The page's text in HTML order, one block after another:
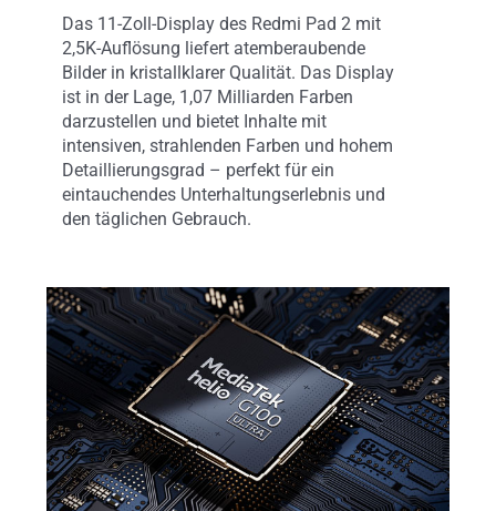
Das 11-Zoll-Display des Redmi Pad 2 mit
2,5K-Auflösung liefert atemberaubende
Bilder in kristallklarer Qualität. Das Display
ist in der Lage, 1,07 Milliarden Farben
darzustellen und bietet Inhalte mit
intensiven, strahlenden Farben und hohem
Detaillierungsgrad – perfekt für ein
eintauchendes Unterhaltungserlebnis und
den täglichen Gebrauch.